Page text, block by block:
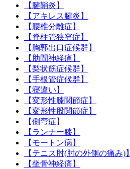
【腱鞘炎】
【アキレス腱炎】
【腰椎分離症】
【脊柱管狭窄症】
【胸郭出口症候群】
【肋間神経痛】
【梨状筋症候群】
【手根管症候群】
【寝違い】
【変形性膝関節症】
【変形性股関節症】
【側弯症】
【ランナー膝】
【モートン病】
【テニス肘(肘の外側の痛み)】
【坐骨神経痛】